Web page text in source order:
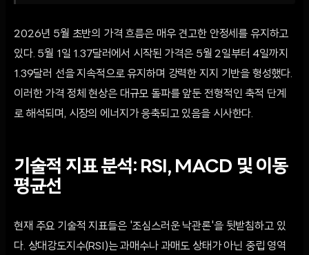
2026년 5월 초반의 가격 흐름은 매우 견고한 안정세를 유지하고
있다. 5월 1일 1.37달러에서 시작된 가격은 5월 2일부터 4일까지
1.39달러 선을 지속적으로 유지하며 강력한 지지 기반을 형성했다.
이러한 가격 정체 현상은 대규모 돌파를 앞둔 전형적인 축적 단계
로 해석되며, 시장의 에너지가 응축되고 있음을 시사한다.
기술적 지표 분석: RSI, MACD 및 이동
평균선
현재 주요 기술적 지표들은 '조심스러운 낙관론'을 뒷받침하고 있
다. 상대강도지수(RSI)는 과매수나 과매도 상태가 아닌 중립 영역